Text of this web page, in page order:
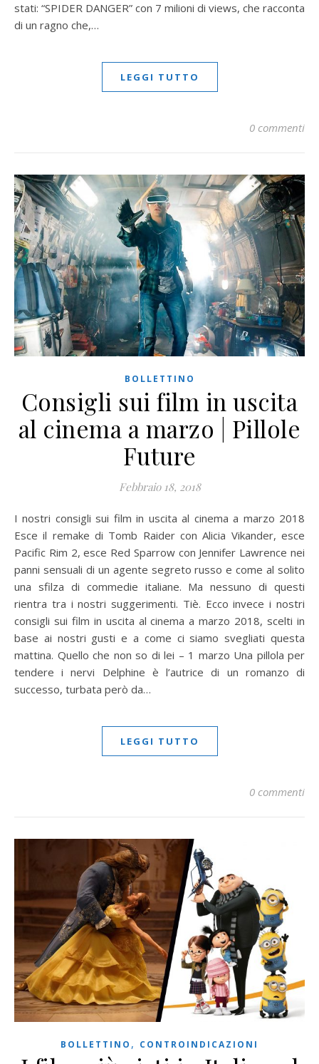
stati: “SPIDER DANGER” con 7 milioni di views, che racconta
di un ragno che,…
LEGGI TUTTO
0 commenti
BOLLETTINO
Consigli sui film in uscita
al cinema a marzo | Pillole
Future
Febbraio 18, 2018
I nostri consigli sui film in uscita al cinema a marzo 2018
Esce il remake di Tomb Raider con Alicia Vikander, esce
Pacific Rim 2, esce Red Sparrow con Jennifer Lawrence nei
panni sensuali di un agente segreto russo e come al solito
una sfilza di commedie italiane. Ma nessuno di questi
rientra tra i nostri suggerimenti. Tiè. Ecco invece i nostri
consigli sui film in uscita al cinema a marzo 2018, scelti in
base ai nostri gusti e a come ci siamo svegliati questa
mattina. Quello che non so di lei – 1 marzo Una pillola per
tendere i nervi Delphine è l’autrice di un romanzo di
successo, turbata però da…
LEGGI TUTTO
0 commenti
BOLLETTINO , CONTROINDICAZIONI